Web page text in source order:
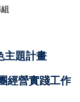
主題計畫
經營實踐工作